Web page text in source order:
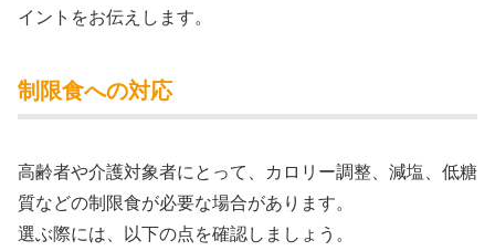
イントをお伝えします。
制限食への対応
高齢者や介護対象者にとって、カロリー調整、減塩、低糖
質などの制限食が必要な場合があります。
選ぶ際には、以下の点を確認しましょう。